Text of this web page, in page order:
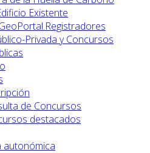
Existente
Privada y Concursos
de Concursos
destacados
autonómica